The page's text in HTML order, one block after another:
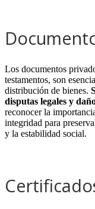
Los documentos
testamentos, son
distribución de bienes.
disputas legales y
reconocer la
integridad para
y la estabilidad social.